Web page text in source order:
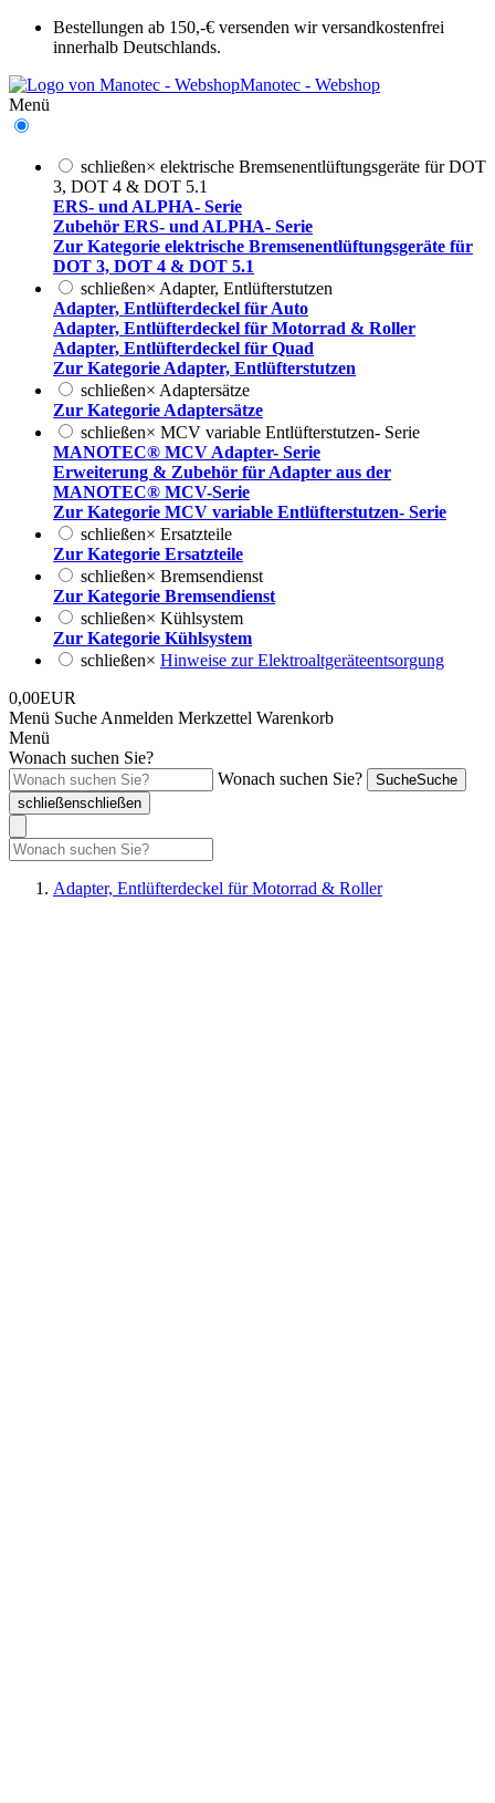
Bestellungen ab 150,-€ versenden wir versandkostenfrei
innerhalb Deutschlands.
Manotec - Webshop
Menü
schließen× elektrische Bremsenentlüftungsgeräte für DOT
3, DOT 4 & DOT 5.1
ERS- und ALPHA- Serie
Zubehör ERS- und ALPHA- Serie
Zur Kategorie elektrische Bremsenentlüftungsgeräte für
DOT 3, DOT 4 & DOT 5.1
schließen× Adapter, Entlüfterstutzen
Adapter, Entlüfterdeckel für Auto
Adapter, Entlüfterdeckel für Motorrad & Roller
Adapter, Entlüfterdeckel für Quad
Zur Kategorie Adapter, Entlüfterstutzen
schließen× Adaptersätze
Zur Kategorie Adaptersätze
schließen× MCV variable Entlüfterstutzen- Serie
MANOTEC® MCV Adapter- Serie
Erweiterung & Zubehör für Adapter aus der
MANOTEC® MCV-Serie
Zur Kategorie MCV variable Entlüfterstutzen- Serie
schließen× Ersatzteile
Zur Kategorie Ersatzteile
schließen× Bremsendienst
Zur Kategorie Bremsendienst
schließen× Kühlsystem
Zur Kategorie Kühlsystem
schließen× Hinweise zur Elektroaltgeräteentsorgung
0,00EUR
Menü Suche Anmelden Merkzettel Warenkorb
Menü
Wonach suchen Sie?
Wonach suchen Sie?
SucheSuche
schließenschließen
Adapter, Entlüfterdeckel für Motorrad & Roller